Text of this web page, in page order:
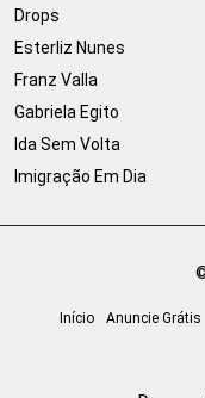
Drops
Esterliz Nunes
Franz Valla
Gabriela Egito
Ida Sem Volta
Imigração Em Dia
Início Anuncie Grátis